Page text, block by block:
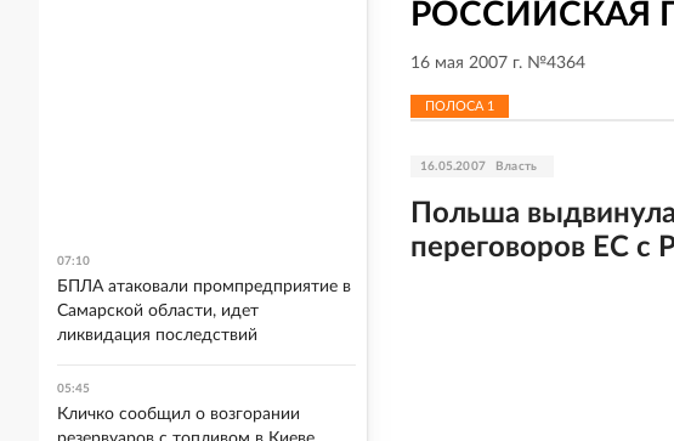
РОССИЙСКАЯ
16 мая 2007 г. №4364
ПОЛОСА 1
16.05.2007 Власть
Польша
переговоров ЕС с
07:10
БПЛА атаковали промпредприятие в
Самарской области, идет
ликвидация последствий
05:45
Кличко сообщил о возгорании